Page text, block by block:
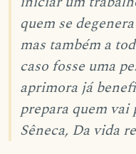
quem se
mas também a
caso fosse uma
aprimora já
prepara quem
Sêneca, Da vida